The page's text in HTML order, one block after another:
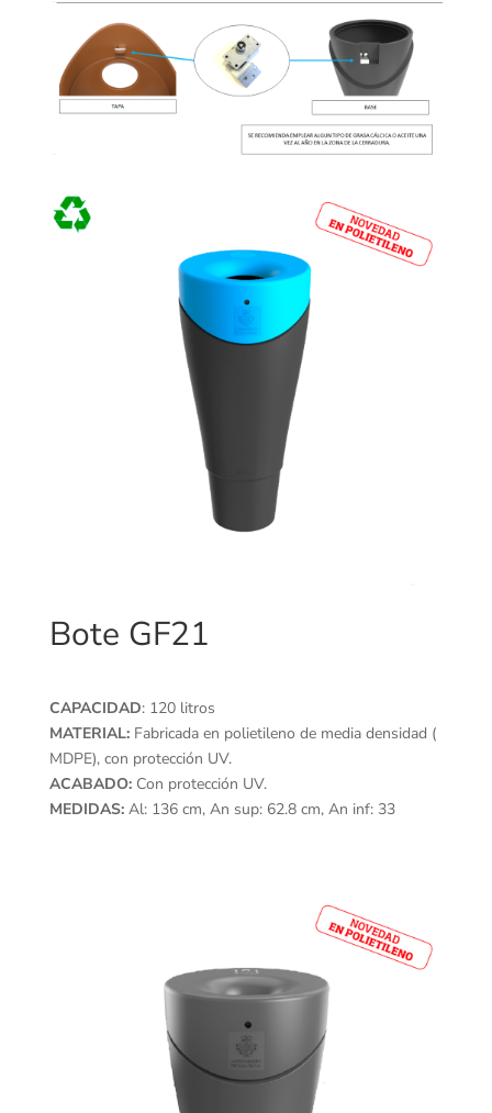
Bote GF21
CAPACIDAD: 120 litros
MATERIAL: Fabricada en polietileno de media densidad (
MDPE), con protección UV.
ACABADO:Con protección UV.
MEDIDAS:Al: 136 cm, An sup: 62.8 cm, An inf: 33